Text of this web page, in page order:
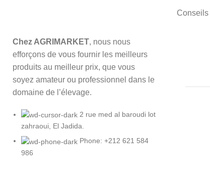
Chez AGRIMARKET, nous nous
efforçons de vous fournir les meilleurs
produits au meilleur prix, que vous
soyez amateur ou professionnel dans le
domaine de l’élevage.
2 rue med al baroudi lot
zahraoui, El Jadida.
Phone: +212 621 584
986
Conseils